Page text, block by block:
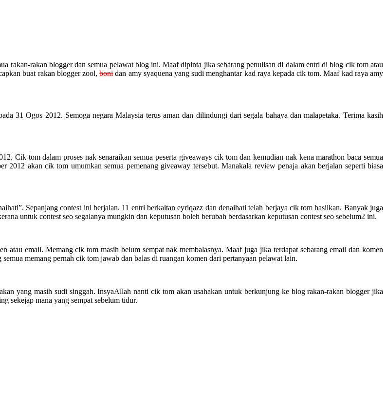
rakan-rakan blogger dan semua pelawat blog ini. Maaf dipinta jika sebarang penulisan di dalam entri di blog cik tom atau
buat rakan blogger zool,bonidan amy syaquena yang sudi menghantar kad raya kepada cik tom. Maaf kad raya amy
31 Ogos 2012. Semoga negara Malaysia terus aman dan dilindungi dari segala bahaya dan malapetaka. Terima kasih
Cik tom dalam proses nak senaraikan semua peserta giveaways cik tom dan kemudian nak kena marathon baca semua
akan cik tom umumkan semua pemenang giveaway tersebut. Manakala review penaja akan berjalan seperti biasa
Sepanjang contest ini berjalan, 11 entri berkaitan eyriqazz dan denaihati telah berjaya cik tom hasilkan. Banyak juga
untuk contest seo segalanya mungkin dan keputusan boleh berubah berdasarkan keputusan contest seo sebelum2 ini.
atau email. Memang cik tom masih belum sempat nak membalasnya. Maaf juga jika terdapat sebarang email dan komen
memang pernah cik tom jawab dan balas di ruangan komen dari pertanyaan pelawat lain.
yang masih sudi singgah. InsyaAllah nanti cik tom akan usahakan untuk berkunjung ke blog rakan-rakan blogger jika
sekejap mana yang sempat sebelum tidur.